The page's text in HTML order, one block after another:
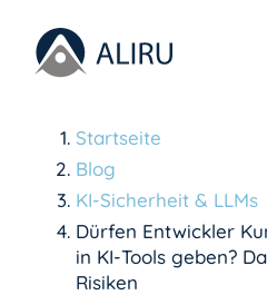
Startseite
Blog
KI-Sicherheit & LLMs
Dürfen Entwickler
in KI-Tools geben?
Risiken